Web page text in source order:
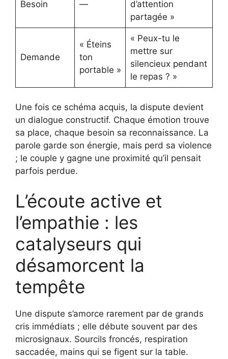
Besoin —
d’attention
partagée »
Demande
« Éteins
ton
portable »
« Peux-tu le
mettre sur
silencieux pendant
le repas ? »
Une fois ce schéma acquis, la dispute devient
un dialogue constructif. Chaque émotion trouve
sa place, chaque besoin sa reconnaissance. La
parole garde son énergie, mais perd sa violence
; le couple y gagne une proximité qu’il pensait
parfois perdue.
L’écoute active et
l’empathie : les
catalyseurs qui
désamorcent la
tempête
Une dispute s’amorce rarement par de grands
cris immédiats ; elle débute souvent par des
microsignaux. Sourcils froncés, respiration
saccadée, mains qui se figent sur la table.